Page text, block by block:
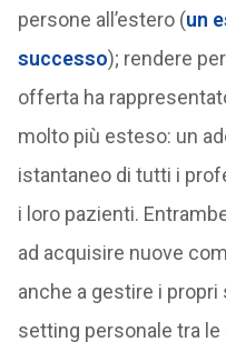
persone all’estero (un
successo); rendere
offerta ha
molto più esteso: un
istantaneo di tutti i
i loro pazienti.
ad acquisire nuove
anche a gestire i
setting personale tra